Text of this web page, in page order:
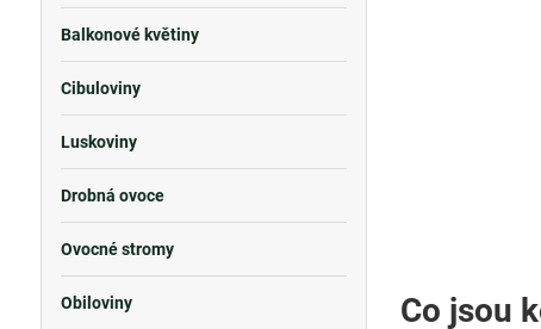
Co jsou
Balkonové květiny
Cibuloviny
Luskoviny
Drobná ovoce
Ovocné stromy
Obiloviny